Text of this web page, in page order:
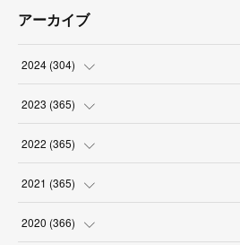
アーカイブ
2024 (304)
(3)
(31
(30
(31
2023 (365)
(31
(30
(31
2022 (365)
(31
(30
2021 (365)
(31
2020 (366)